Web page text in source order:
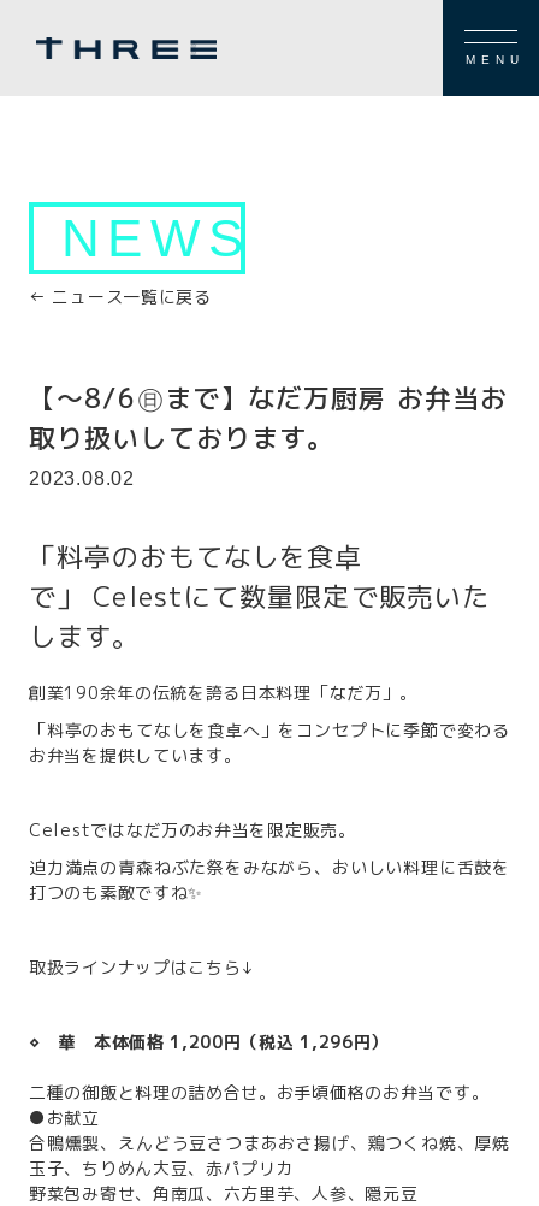
MENU
NEWS
← ニュース一覧に戻る
【～8/6㊐まで】なだ万厨房 お弁当お
取り扱いしております。
2023.08.02
「料亭のおもてなしを食卓
で」 Celestにて数量限定で販売いた
します。
創業190余年の伝統を誇る日本料理「なだ万」。
「料亭のおもてなしを食卓へ」をコンセプトに季節で変わる
お弁当を提供しています。
Celestではなだ万のお弁当を限定販売。
迫力満点の青森ねぶた祭をみながら、おいしい料理に舌鼓を
打つのも素敵ですね✨
取扱ラインナップはこちら↓
⋄ 華 本体価格 1,200円（税込 1,296円）
二種の御飯と料理の詰め合せ。お手頃価格のお弁当です。
●お献立
合鴨燻製、えんどう豆さつまあおさ揚げ、鶏つくね焼、厚焼
玉子、ちりめん大豆、赤パプリカ
野菜包み寄せ、角南瓜、六方里芋、人参、隠元豆